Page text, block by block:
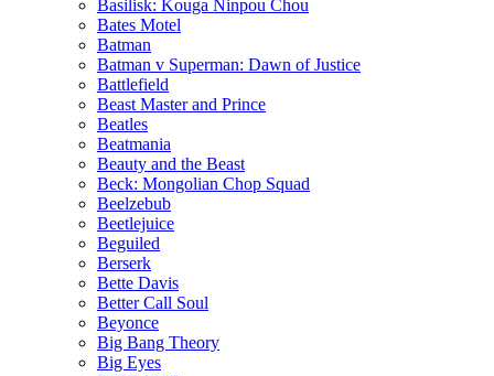
Basilisk: Kouga Ninpou Chou
Bates Motel
Batman
Batman v Superman: Dawn of Justice
Battlefield
Beast Master and Prince
Beatles
Beatmania
Beauty and the Beast
Beck: Mongolian Chop Squad
Beelzebub
Beetlejuice
Beguiled
Berserk
Bette Davis
Better Call Soul
Beyonce
Big Bang Theory
Big Eyes